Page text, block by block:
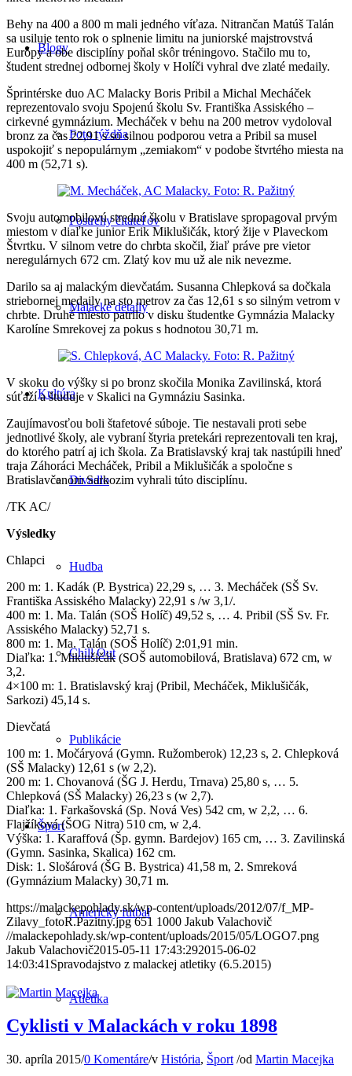
Blogy
Foto týždňa
Postrehy čitateľov
Malacké detaily
Kultúra
Divadlo
Hudba
Chill Out
Publikácie
Šport
Americký futbal
Atletika
Behy na 400 a 800 m mali jedného víťaza. Nitrančan Matúš Talán
sa usiluje tento rok o splnenie limitu na juniorské majstrovstvá
Európy a obe disciplíny poňal skôr tréningovo. Stačilo mu to,
študent strednej odbornej školy v Holíči vyhral dve zlaté medaily.
Šprintérske duo AC Malacky Boris Pribil a Michal Mecháček
reprezentovalo svoju Spojenú školu Sv. Františka Assiského –
cirkevné gymnázium. Mecháček v behu na 200 metrov vydoloval
bronz za čas 22,91 s so silnou podporou vetra a Pribil sa musel
uspokojiť s nepopulárnym „zemiakom“ v podobe štvrtého miesta na
400 m (52,71 s).
Svoju automobilovú strednú školu v Bratislave spropagoval prvým
miestom v diaľke junior Erik Miklušičák, ktorý žije v Plaveckom
Štvrtku. V silnom vetre do chrbta skočil, žiaľ práve pre vietor
neregulárnych 672 cm. Zlatý kov mu už ale nik nevezme.
Darilo sa aj malackým dievčatám. Susanna Chlepková sa dočkala
striebornej medaily na sto metrov za čas 12,61 s so silným vetrom v
chrbte. Druhé miesto patrilo v disku študentke Gymnázia Malacky
Karolíne Smrekovej za pokus s hodnotou 30,71 m.
V skoku do výšky si po bronz skočila Monika Zavilinská, ktorá
súťaží a študuje v Skalici na Gymnáziu Sasinka.
Zaujímavosťou boli štafetové súboje. Tie nestavali proti sebe
jednotlivé školy, ale vybraní štyria pretekári reprezentovali ten kraj,
do ktorého patrí aj ich škola. Za Bratislavský kraj tak nastúpili hneď
traja Záhoráci Mecháček, Pribil a Miklušičák a spoločne s
Bratislavčanom Sarkozim vyhrali túto disciplínu.
/TK AC/
Výsledky
Chlapci
200 m: 1. Kadák (P. Bystrica) 22,29 s, … 3. Mecháček (SŠ Sv.
Františka Assiského Malacky) 22,91 s /w 3,1/.
400 m: 1. Ma. Talán (SOŠ Holíč) 49,52 s, … 4. Pribil (SŠ Sv. Fr.
Assiského Malacky) 52,71 s.
800 m: 1. Ma. Talán (SOŠ Holíč) 2:01,91 min.
Diaľka: 1. Miklušičák (SOŠ automobilová, Bratislava) 672 cm, w
3,2.
4×100 m: 1. Bratislavský kraj (Pribil, Mecháček, Miklušičák,
Sarkozi) 45,14 s.
Dievčatá
100 m: 1. Močáryová (Gymn. Ružomberok) 12,23 s, 2. Chlepková
(SŠ Malacky) 12,61 s (w 2,2).
200 m: 1. Chovanová (ŠG J. Herdu, Trnava) 25,80 s, … 5.
Chlepková (SŠ Malacky) 26,23 s (w 2,7).
Diaľka: 1. Farkašovská (Sp. Nová Ves) 542 cm, w 2,2, … 6.
Flajžíková (ŠOG Nitra) 510 cm, w 2,4.
Výška: 1. Karaffová (Šp. gymn. Bardejov) 165 cm, … 3. Zavilinská
(Gymn. Sasinka, Skalica) 162 cm.
Disk: 1. Slošárová (ŠG B. Bystrica) 41,58 m, 2. Smreková
(Gymnázium Malacky) 30,71 m.
https://malackepohlady.sk/wp-content/uploads/2012/07/f_MP-
Zilavy_fotoR.Pazitny.jpg 651 1000 Jakub Valachovič
//malackepohlady.sk/wp-content/uploads/2015/05/LOGO7.png
Jakub Valachovič2015-05-11 17:43:292015-06-02
14:03:41 Spravodajstvo z malackej atletiky (6.5.2015)
Cyklisti v Malackách v roku 1898
30. apríla 2015/0 Komentáre/v História, Šport /od Martin Macejka